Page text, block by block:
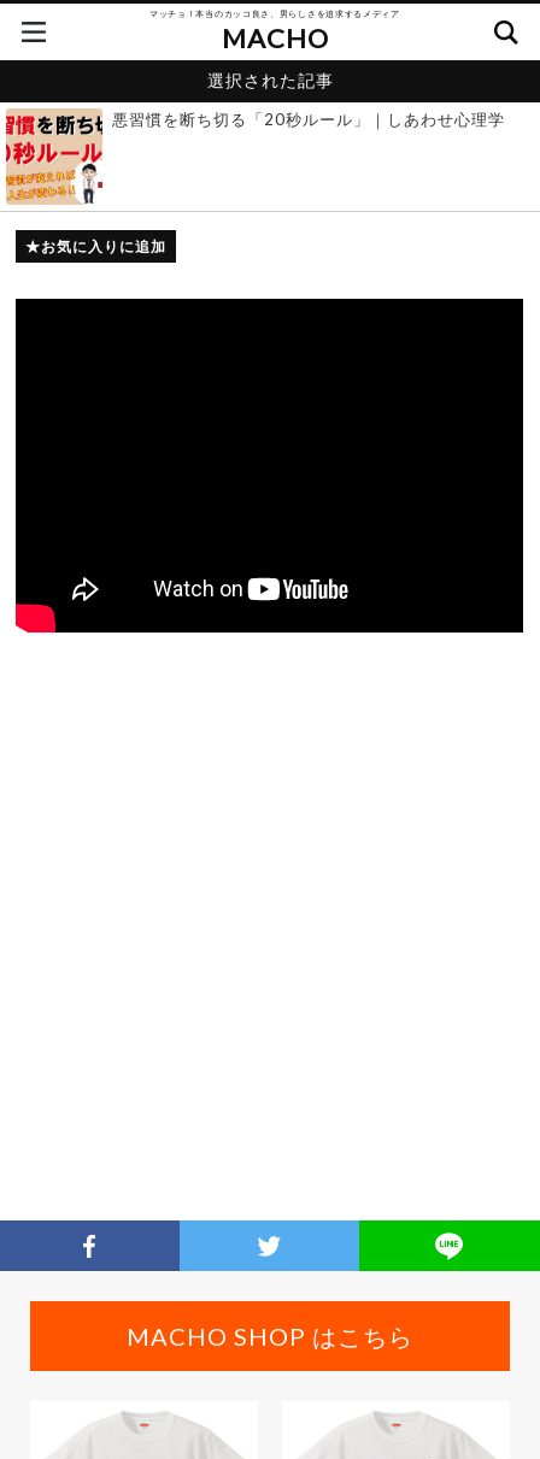
マッチョ！本当のカッコ良さ、男らしさを追求するメディア
MACHO
選択された記事
悪習慣を断ち切る「20秒ルール」｜しあわせ心理学
お気に入りに追加
MACHO SHOP はこちら